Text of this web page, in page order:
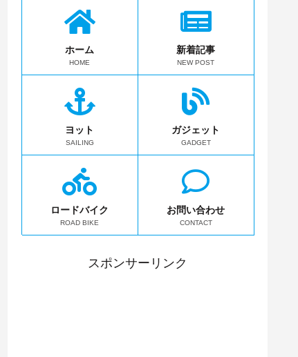
ホーム
HOME
新着記事
NEW POST
ヨット
SAILING
ガジェット
GADGET
ロードバイク
ROAD BIKE
お問い合わせ
CONTACT
スポンサーリンク